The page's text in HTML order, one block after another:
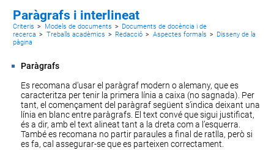
Paràgrafs i interlineat
Criteris > Models de documents > Documents de docència i de
recerca > Treballs acadèmics > Redacció > Aspectes formals > Disseny de la
pàgina
Paràgrafs
Es recomana d’usar el paràgraf modern o alemany, que es
caracteritza per tenir la primera línia a caixa (no sagnada). Per
tant, el començament del paràgraf següent s’indica deixant una
línia en blanc entre paràgrafs. El text convé que sigui justificat,
és a dir, amb el text alineat tant a la dreta com a l’esquerra.
També es recomana no partir paraules a final de ratlla, però si
es fa, cal assegurar-se que es parteixen correctament.